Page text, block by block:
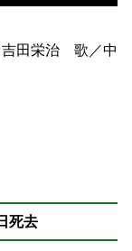
栄治 歌／中
死去